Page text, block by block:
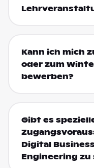
Kann ich mich
oder zum
bewerben?
Gibt es
Digital
Engineering